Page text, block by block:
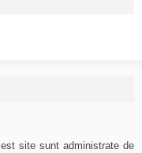
site sunt administrate de